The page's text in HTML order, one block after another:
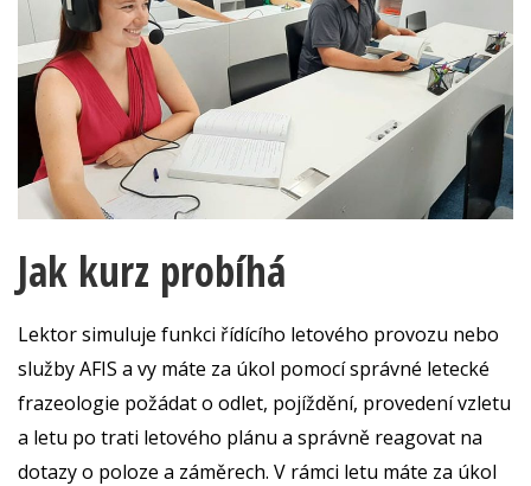
Jak kurz probíhá
Lektor simuluje funkci řídícího letového provozu nebo
služby AFIS a vy máte za úkol pomocí správné letecké
frazeologie požádat o odlet, pojíždění, provedení vzletu
a letu po trati letového plánu a správně reagovat na
dotazy o poloze a záměrech. V rámci letu máte za úkol